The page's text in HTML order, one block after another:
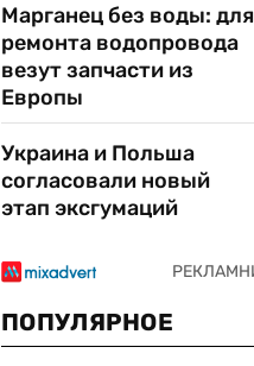
Марганец без воды: для
ремонта водопровода
везут запчасти из
Европы
Украина и Польша
согласовали новый
этап эксгумаций
ПОПУЛЯРНОЕ